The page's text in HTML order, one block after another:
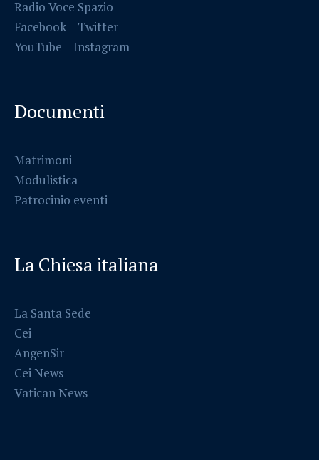
Radio Voce Spazio
Facebook– Twitter
YouTube – Instagram
Documenti
Matrimoni
Modulistica
Patrocinio eventi
La Chiesa italiana
La Santa Sede
Cei
AngenSir
Cei News
Vatican News